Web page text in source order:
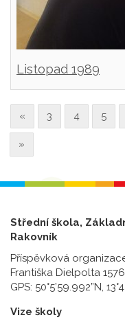
Listopad 1989
« 3 4 5
»
Střední škola,
Rakovník
Příspěvková
Františka Dielpolta
GPS: 50°5’59.992”N,
Vize školy